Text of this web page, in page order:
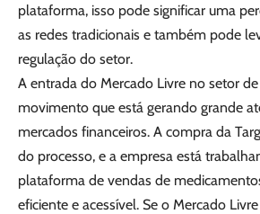
plataforma, isso pode significar uma
as redes tradicionais e também pode
regulação do setor.
A entrada do Mercado Livre no setor
movimento que está gerando grande
mercados financeiros. A compra da
do processo, e a empresa está
plataforma de vendas de
eficiente e acessível. Se o Mercado